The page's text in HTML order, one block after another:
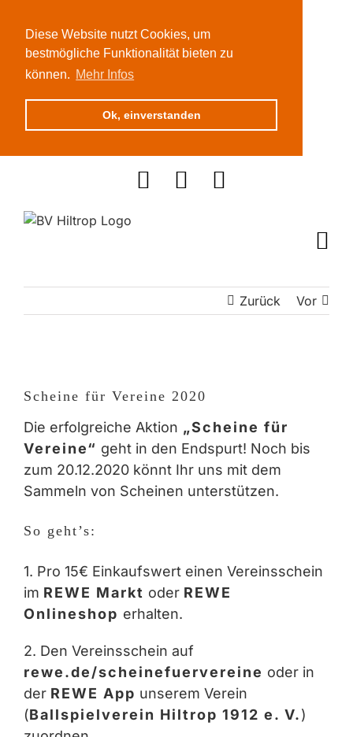
Diese Website nutzt Cookies, um
bestmögliche Funktionalität bieten zu
können. Mehr Infos
Ok, einverstanden
Zurück Vor
grösseres
Scheine für Vereine 2020
Die erfolgreiche Aktion „Scheine für
Vereine“ geht in den Endspurt! Noch bis
zum 20.12.2020 könnt Ihr uns mit dem
Sammeln von Scheinen unterstützen.
So geht’s:
1. Pro 15€ Einkaufswert einen Vereinsschein
im REWE Markt oder REWE
Onlineshop erhalten.
2. Den Vereinsschein auf
rewe.de/scheinefuervereine oder in
der REWE App unserem Verein
(Ballspielverein Hiltrop 1912 e. V.)